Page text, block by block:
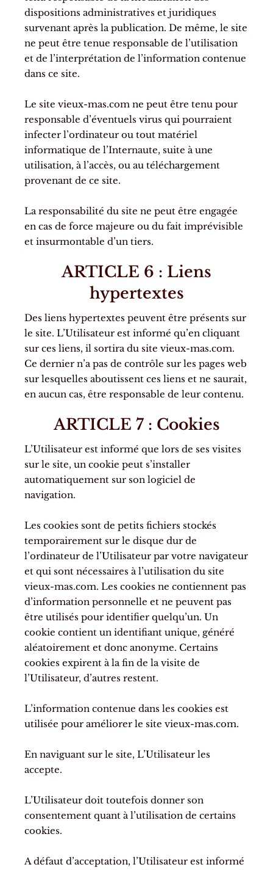
dispositions administratives et juridiques
survenant après la publication. De même, le site
ne peut être tenue responsable de l’utilisation
et de l’interprétation de l’information contenue
dans ce site.
Le site vieux-mas.com ne peut être tenu pour
responsable d’éventuels virus qui pourraient
infecter l’ordinateur ou tout matériel
informatique de l’Internaute, suite à une
utilisation, à l’accès, ou au téléchargement
provenant de ce site.
La responsabilité du site ne peut être engagée
en cas de force majeure ou du fait imprévisible
et insurmontable d’un tiers.
ARTICLE 6 : Liens
hypertextes
Des liens hypertextes peuvent être présents sur
le site. L’Utilisateur est informé qu’en cliquant
sur ces liens, il sortira du site vieux-mas.com.
Ce dernier n’a pas de contrôle sur les pages web
sur lesquelles aboutissent ces liens et ne saurait,
en aucun cas, être responsable de leur contenu.
ARTICLE 7 : Cookies
L’Utilisateur est informé que lors de ses visites
sur le site, un cookie peut s’installer
automatiquement sur son logiciel de
navigation.
Les cookies sont de petits fichiers stockés
temporairement sur le disque dur de
l’ordinateur de l’Utilisateur par votre navigateur
et qui sont nécessaires à l’utilisation du site
vieux-mas.com. Les cookies ne contiennent pas
d’information personnelle et ne peuvent pas
être utilisés pour identifier quelqu’un. Un
cookie contient un identifiant unique, généré
aléatoirement et donc anonyme. Certains
cookies expirent à la fin de la visite de
l’Utilisateur, d’autres restent.
L’information contenue dans les cookies est
utilisée pour améliorer le site vieux-mas.com.
En naviguant sur le site, L’Utilisateur les
accepte.
L’Utilisateur doit toutefois donner son
consentement quant à l’utilisation de certains
cookies.
A défaut d’acceptation, l’Utilisateur est informé